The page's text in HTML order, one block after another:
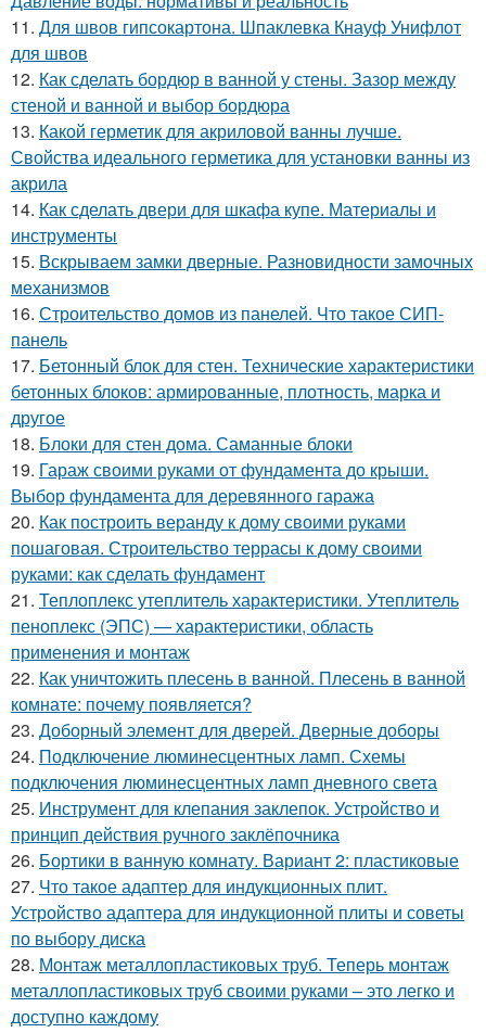
11. Для швов гипсокартона. Шпаклевка Кнауф Унифлот
для швов
12. Как сделать бордюр в ванной у стены. Зазор между
стеной и ванной и выбор бордюра
13. Какой герметик для акриловой ванны лучше.
Свойства идеального герметика для установки ванны из
акрила
14. Как сделать двери для шкафа купе. Материалы и
инструменты
15. Вскрываем замки дверные. Разновидности замочных
механизмов
16. Строительство домов из панелей. Что такое СИП-
панель
17. Бетонный блок для стен. Технические характеристики
бетонных блоков: армированные, плотность, марка и
другое
18. Блоки для стен дома. Саманные блоки
19. Гараж своими руками от фундамента до крыши.
Выбор фундамента для деревянного гаража
20. Как построить веранду к дому своими руками
пошаговая. Строительство террасы к дому своими
руками: как сделать фундамент
21. Теплоплекс утеплитель характеристики. Утеплитель
пеноплекс (ЭПС) — характеристики, область
применения и монтаж
22. Как уничтожить плесень в ванной. Плесень в ванной
комнате: почему появляется?
23. Доборный элемент для дверей. Дверные доборы
24. Подключение люминесцентных ламп. Схемы
подключения люминесцентных ламп дневного света
25. Инструмент для клепания заклепок. Устройство и
принцип действия ручного заклёпочника
26. Бортики в ванную комнату. Вариант 2: пластиковые
27. Что такое адаптер для индукционных плит.
Устройство адаптера для индукционной плиты и советы
по выбору диска
28. Монтаж металлопластиковых труб. Теперь монтаж
металлопластиковых труб своими руками – это легко и
доступно каждому